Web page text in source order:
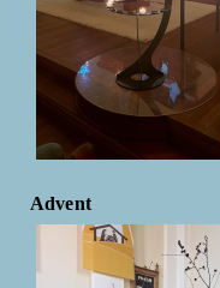
Advent